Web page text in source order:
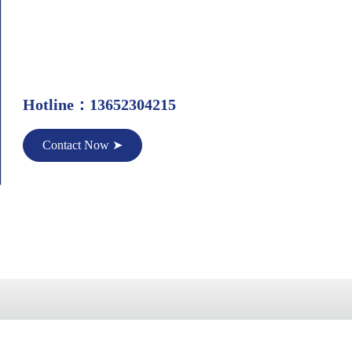
Hotline：13652304215
Contact Now ➤